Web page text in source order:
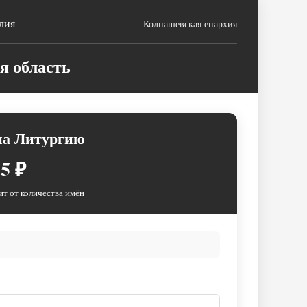
Колпашевская епархия
область
Литургию
₽
от количества имён